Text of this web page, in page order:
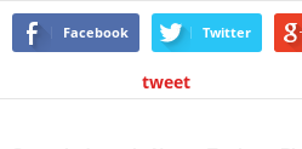
Facebook Twitter
tweet